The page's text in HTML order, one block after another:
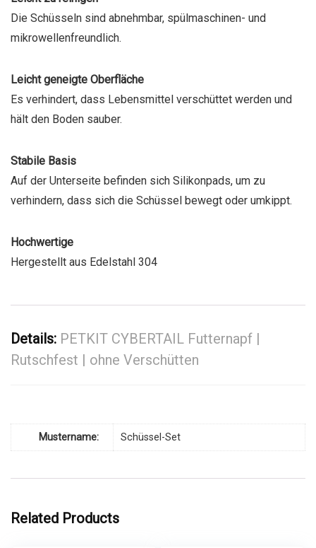
Die Schüsseln sind abnehmbar, spülmaschinen- und
mikrowellenfreundlich.
Leicht geneigte Oberfläche
Es verhindert, dass Lebensmittel verschüttet werden und
hält den Boden sauber.
Stabile Basis
Auf der Unterseite befinden sich Silikonpads, um zu
verhindern, dass sich die Schüssel bewegt oder umkippt.
Hochwertige
Hergestellt aus Edelstahl 304
Details: PETKIT CYBERTAIL Futternapf |
Rutschfest | ohne Verschütten
Mustername: Schüssel-Set
Related Products